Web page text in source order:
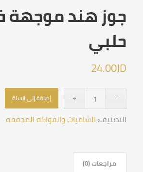
جوز هند
حلبي
24.00JD
إضافة إلى السلة
التصنيف: الشاميات والفواكه المجففه
مراجعات (0)